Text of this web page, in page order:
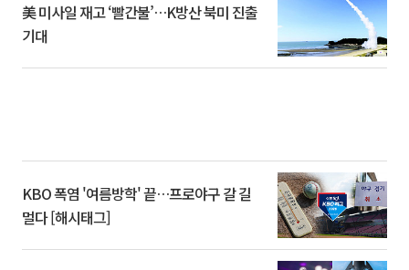
美 미사일 재고 ‘빨간불’…K방산 북미 진출
기대
KBO 폭염 '여름방학' 끝…프로야구 갈 길
멀다 [해시태그]